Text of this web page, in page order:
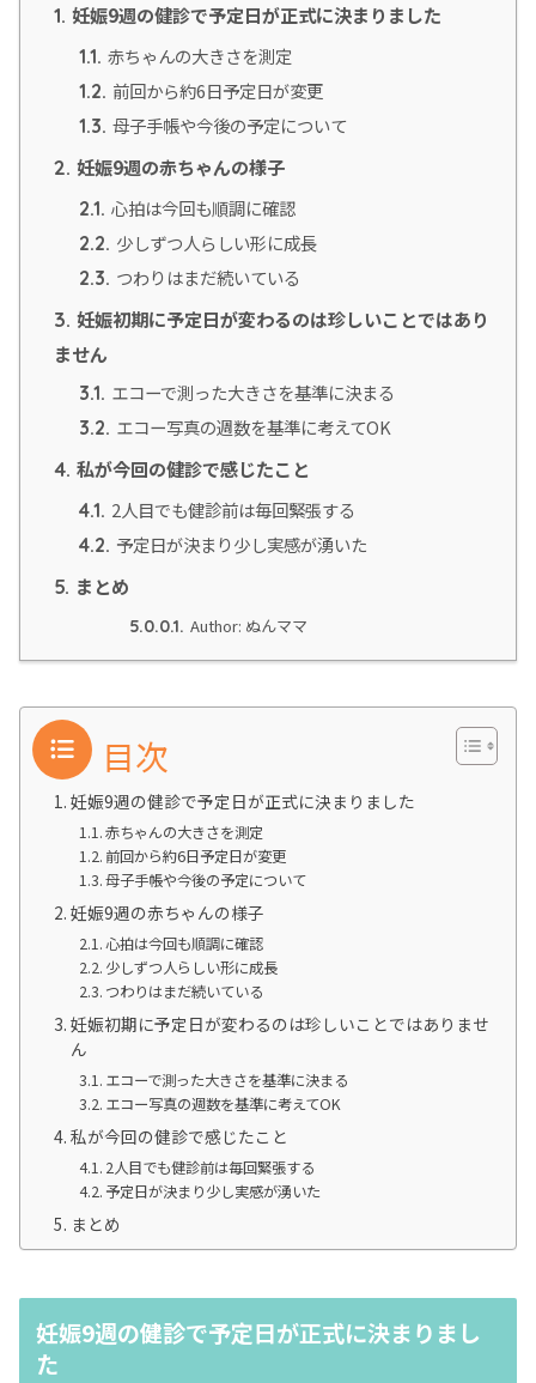
1. 妊娠9週の健診で予定日が正式に決まりました
1.1. 赤ちゃんの大きさを測定
1.2. 前回から約6日予定日が変更
1.3. 母子手帳や今後の予定について
2. 妊娠9週の赤ちゃんの様子
2.1. 心拍は今回も順調に確認
2.2. 少しずつ人らしい形に成長
2.3. つわりはまだ続いている
3. 妊娠初期に予定日が変わるのは珍しいことではあり
ません
3.1. エコーで測った大きさを基準に決まる
3.2. エコー写真の週数を基準に考えてOK
4. 私が今回の健診で感じたこと
4.1. 2人目でも健診前は毎回緊張する
4.2. 予定日が決まり少し実感が湧いた
5. まとめ
5.0.0.1. Author: ぬんママ
目次
妊娠9週の健診で予定日が正式に決まりました
赤ちゃんの大きさを測定
前回から約6日予定日が変更
母子手帳や今後の予定について
妊娠9週の赤ちゃんの様子
心拍は今回も順調に確認
少しずつ人らしい形に成長
つわりはまだ続いている
妊娠初期に予定日が変わるのは珍しいことではありませ
ん
エコーで測った大きさを基準に決まる
エコー写真の週数を基準に考えてOK
私が今回の健診で感じたこと
2人目でも健診前は毎回緊張する
予定日が決まり少し実感が湧いた
まとめ
妊娠9週の健診で予定日が正式に決まりまし
た